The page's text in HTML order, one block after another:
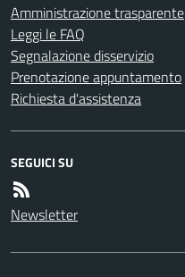
Amministrazione trasparente
Leggi le FAQ
Segnalazione disservizio
Prenotazione appuntamento
Richiesta d'assistenza
SEGUICI SU
Newsletter